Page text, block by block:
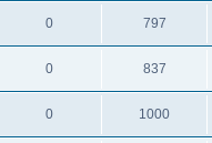
0 797
0 837
0 1000